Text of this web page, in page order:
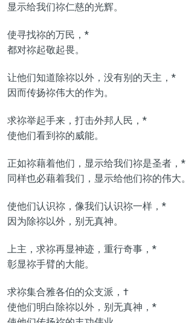
显示给我们祢仁慈的光辉。
使寻找祢的万民，*
都对祢起敬起畏。
让他们知道除祢以外，没有别的天主，*
因而传扬祢伟大的作为。
求祢举起手来，打击外邦人民，*
使他们看到祢的威能。
正如祢藉着他们，显示给我们祢是圣者，*
同样也必藉着我们，显示给他们祢的伟大。
使他们认识祢，像我们认识祢一样，*
因为除祢以外，别无真神。
上主，求祢再显神迹，重行奇事，*
彰显祢手臂的大能。
求祢集合雅各伯的众支派，†
使他们明白除祢以外，别无真神，*